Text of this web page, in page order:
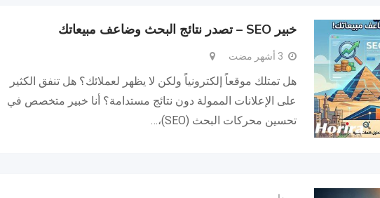
خبير SEO – تصدر نتائج البحث وضاعف مبيعاتك
3 أشهر مضت
هل تمتلك موقعاً إلكترونياً ولكن لا يظهر لعملائك؟ هل تنفق الكثير
على الإعلانات الممولة دون نتائج مستدامة؟ أنا خبير متخصص في
تحسين محركات البحث (SEO)،…